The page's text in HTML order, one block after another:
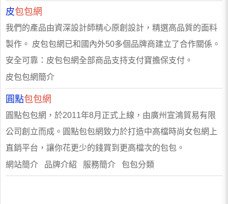
皮包包網
我們的產品由資深設計師精心原創設計，精選高品質的面料
製作。 皮包包網已和國內外50多個品牌商建立了合作關係。
安全可靠：皮包包網全部商品支持支付寶擔保支付。
皮包包網簡介
圓點包包網
圓點包包網，於2011年8月正式上線，由廣州宣鴻貿易有限
公司創立而成。圓點包包網致力於打造中高檔時尚女包網上
直銷平台，讓你花更少的錢買到更高檔次的包包。
網站簡介 品牌介紹 服務簡介 包包分類